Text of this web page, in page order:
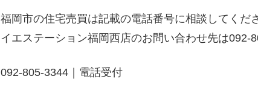
福岡市の住宅売買は記載の電話番号に相談してくだ
イエステーション福岡西店のお問い合わせ先は092-
092-805-3344｜電話受付